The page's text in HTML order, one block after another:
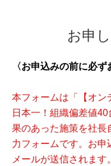
お申
〈お申込みの前に必ず
本フォームは「【オン
日本一！組織偏差値
果のあった施策を社長
力フォームです。お申
メールが送信されま